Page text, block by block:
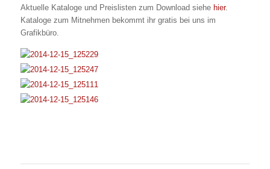
Aktuelle Kataloge und Preislisten zum Download siehe hier.
Kataloge zum Mitnehmen bekommt ihr gratis bei uns im
Grafikbüro.